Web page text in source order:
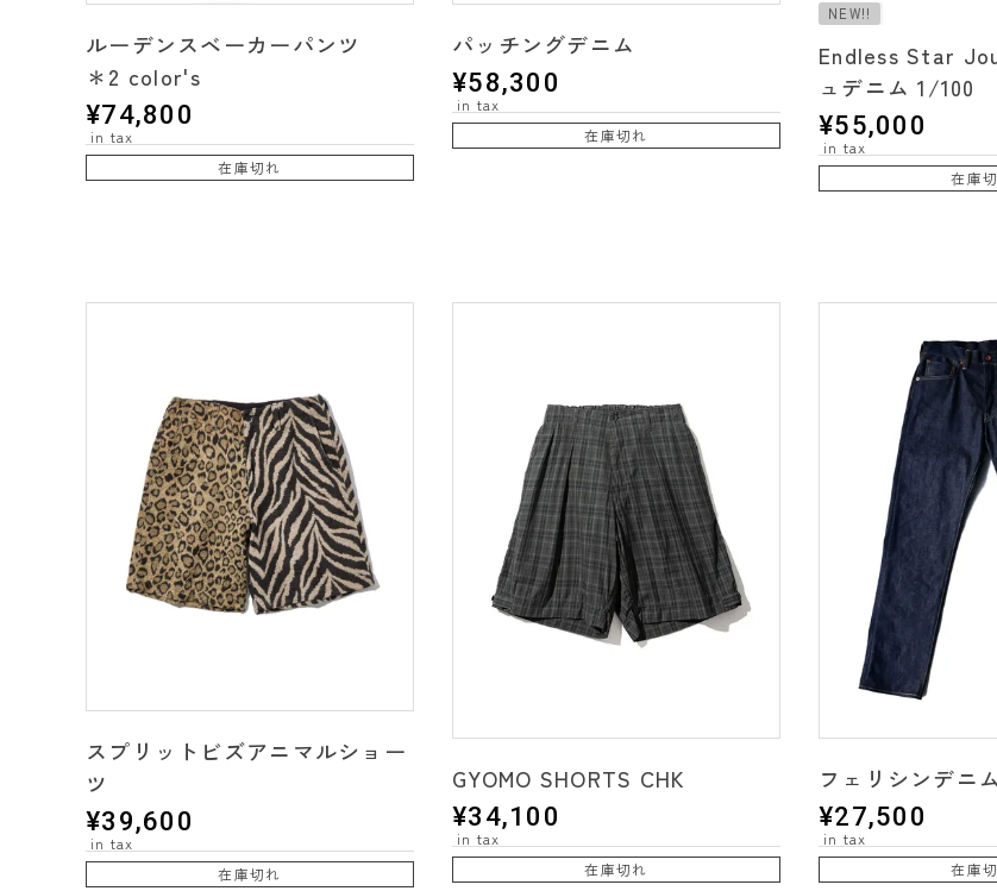
ルーデンスベーカーパンツ
＊2 color's
¥74,800
在庫切れ
パッチングデニム
¥58,300
在庫切れ
NEW!!
Endless Star
ュデニム 1/100
¥55,000
在庫
スプリットビズアニマルショー
ツ
¥39,600
在庫切れ
GYOMO SHORTS CHK
¥34,100
在庫切れ
フェリシンデニ
¥27,500
在庫